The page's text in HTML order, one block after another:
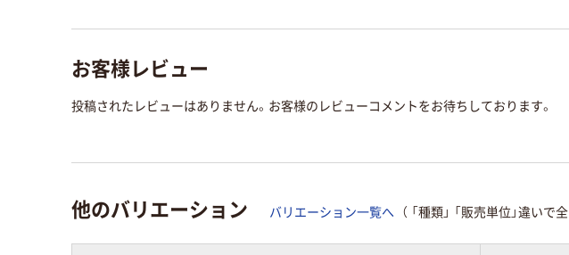
お客様レビュー
投稿されたレビューはありません。お客様のレビューコメントをお待ちしております。
他のバリエーション バリエーション一覧へ （ 「種類」 「販売単位」違いで全